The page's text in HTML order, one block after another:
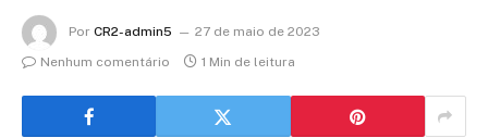
Por CR2-admin5
27 de maio de 2023
Nenhum comentário
1 Min de leitura